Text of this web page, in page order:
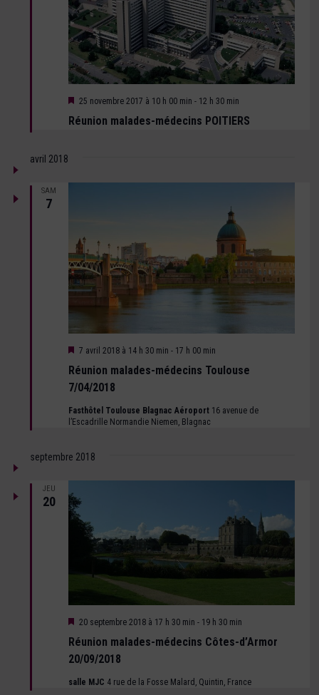
Réunion malades-médecins POITIERS
Mis
avant
25 novembre 2017 à 10 h 00 min - 12 h 30 min
avril 2018
SAM
7
Réunion malades-médecins Toulouse
7/04/2018
Mis
avant
7 avril 2018 à 14 h 30 min - 17 h 00 min
Fasthôtel Toulouse Blagnac Aéroport 16 avenue de
l’Escadrille Normandie Niemen, Blagnac
septembre 2018
JEU
20
Réunion malades-médecins Côtes-d’Armor
20/09/2018
Mis
avant
20 septembre 2018 à 17 h 30 min - 19 h 30 min
salle MJC 4 rue de la Fosse Malard, Quintin, France